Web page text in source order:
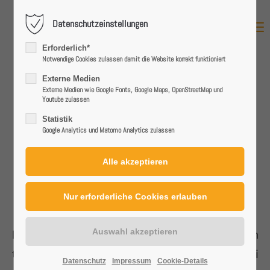
Login
Benutzername
Passwort
Register|Lost your password?
Support
– INITIATIVBEWERBUNG
Du suchst einen Job. Aber nicht irgendeinen. Du suchst ein
tolles Team. Einen Arbeitgeber, der dich weiterbringt. Bei
Datenschutzeinstellungen
Erforderlich*
Notwendige Cookies zulassen damit die Website korrekt funktioniert
Externe Medien
Externe Medien wie Google Fonts, Google Maps, OpenStreetMap und
Youtube zulassen
Statistik
Google Analytics und Matomo Analytics zulassen
Datenschutz Impressum Cookie-Details